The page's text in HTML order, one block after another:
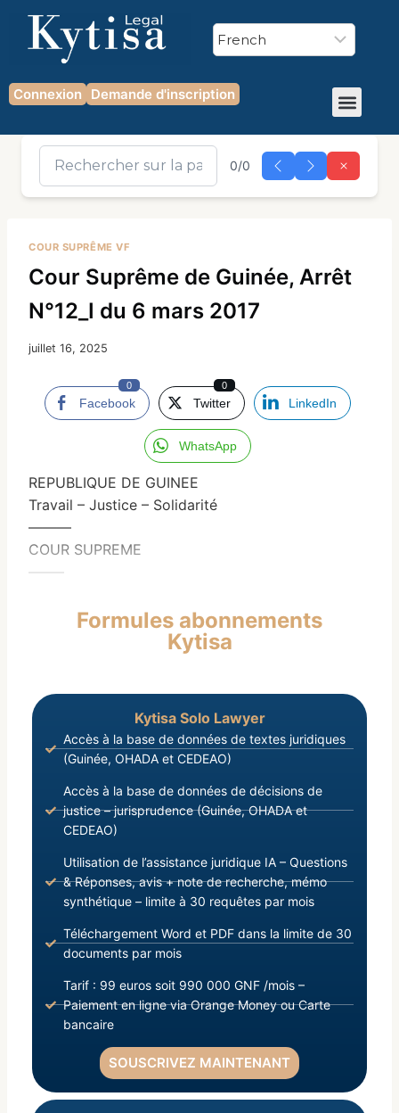
Connexion Demande d'inscription
0/0
COUR SUPRÊME VF
Cour Suprême de Guinée, Arrêt
N°12_I du 6 mars 2017
juillet 16, 2025
Facebook
0
Twitter
0
LinkedIn
WhatsApp
REPUBLIQUE DE GUINEE
Travail – Justice – Solidarité
———
COUR SUPREME
Formules abonnements
Kytisa
Kytisa Solo Lawyer
Accès à la base de données de textes juridiques
(Guinée, OHADA et CEDEAO)
Accès à la base de données de décisions de
justice – jurisprudence (Guinée, OHADA et
CEDEAO)
Utilisation de l’assistance juridique IA – Questions
& Réponses, avis + note de recherche, mémo
synthétique – limite à 30 requêtes par mois
Téléchargement Word et PDF dans la limite de 30
documents par mois
Tarif : 99 euros soit 990 000 GNF /mois –
Paiement en ligne via Orange Money ou Carte
bancaire
SOUSCRIVEZ MAINTENANT